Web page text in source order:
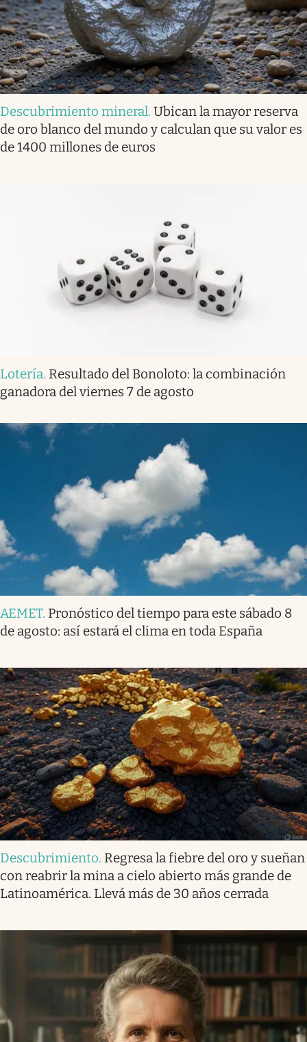
Descubrimiento mineral. Ubican la mayor reserva
de oro blanco del mundo y calculan que su valor es
de 1400 millones de euros
Lotería. Resultado del Bonoloto: la combinación
ganadora del viernes 7 de agosto
AEMET. Pronóstico del tiempo para este sábado 8
de agosto: así estará el clima en toda España
Descubrimiento. Regresa la fiebre del oro y sueñan
con reabrir la mina a cielo abierto más grande de
Latinoamérica. Llevá más de 30 años cerrada